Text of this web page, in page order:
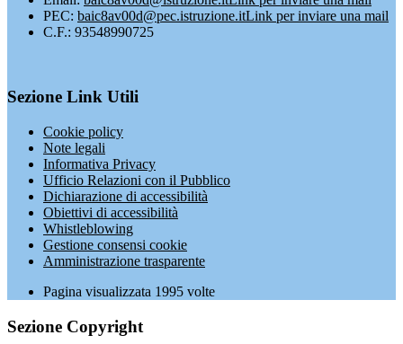
PEC: baic8av00d@pec.istruzione.itLink per inviare una mail
C.F.: 93548990725
Sezione Link Utili
Cookie policy
Note legali
Informativa Privacy
Ufficio Relazioni con il Pubblico
Dichiarazione di accessibilità
Obiettivi di accessibilità
Whistleblowing
Gestione consensi cookie
Amministrazione trasparente
Pagina visualizzata 1995 volte
Sezione Copyright